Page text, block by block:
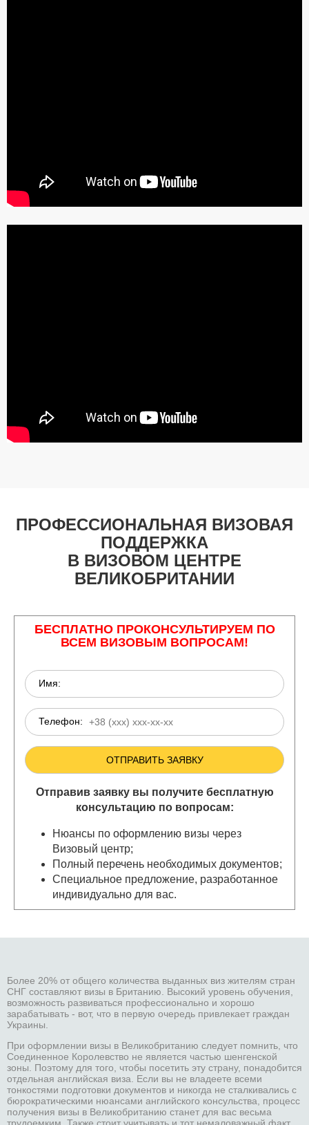
ПРОФЕССИОНАЛЬНАЯ ВИЗОВАЯ
ПОДДЕРЖКА
В ВИЗОВОМ ЦЕНТРЕ
ВЕЛИКОБРИТАНИИ
БЕСПЛАТНО ПРОКОНСУЛЬТИРУЕМ ПО
ВСЕМ ВИЗОВЫМ ВОПРОСАМ!
Имя:
Телефон:
Отправив заявку вы получите бесплатную
консультацию по вопросам:
Нюансы по оформлению визы через
Визовый центр;
Полный перечень необходимых документов;
Специальное предложение, разработанное
индивидуально для вас.
Более 20% от общего количества выданных виз жителям стран
СНГ составляют визы в Британию. Высокий уровень обучения,
возможность развиваться профессионально и хорошо
зарабатывать - вот, что в первую очередь привлекает граждан
Украины.
При оформлении визы в Великобританию следует помнить, что
Соединенное Королевство не является частью шенгенской
зоны. Поэтому для того, чтобы посетить эту страну, понадобится
отдельная английская виза. Если вы не владеете всеми
тонкостями подготовки документов и никогда не сталкивались с
бюрократическими нюансами английского консульства, процесс
получения визы в Великобританию станет для вас весьма